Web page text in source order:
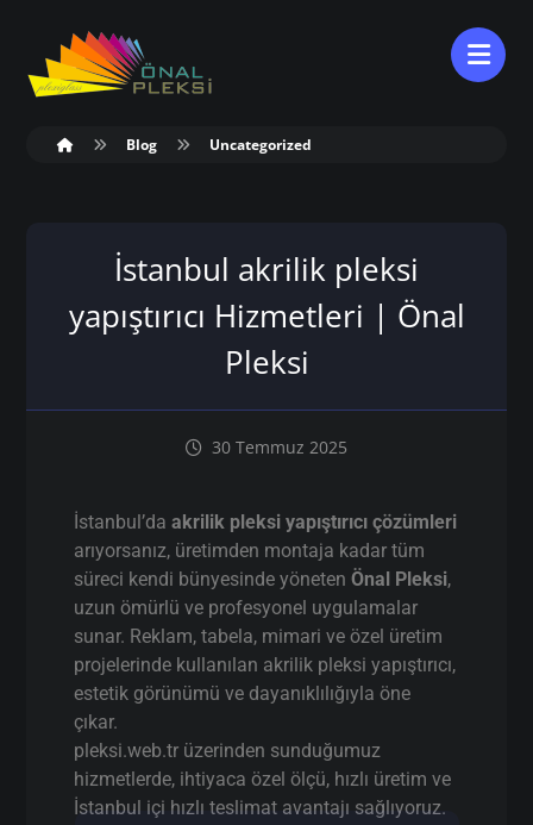
Blog Uncategorized
İstanbul akrilik pleksi
yapıştırıcı Hizmetleri | Önal
Pleksi
30 Temmuz 2025
İstanbul’daakrilik pleksi yapıştırıcı çözümleri
arıyorsanız, üretimden montaja kadar tüm
süreci kendi bünyesinde yönetenÖnal Pleksi,
uzun ömürlü ve profesyonel uygulamalar
sunar. Reklam, tabela, mimari ve özel üretim
projelerinde kullanılan akrilik pleksi yapıştırıcı,
estetik görünümü ve dayanıklılığıyla öne
çıkar.
pleksi.web.tr üzerinden sunduğumuz
hizmetlerde, ihtiyaca özel ölçü, hızlı üretim ve
İstanbul içi hızlı teslimat avantajı sağlıyoruz.